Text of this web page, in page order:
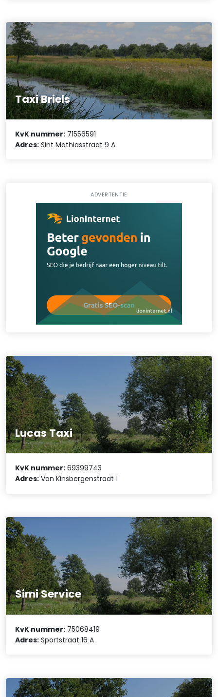
Taxi Briels
KvK nummer: 71556591
Adres: Sint Mathiasstraat 9 A
ADVERTENTIE
Lucas Taxi
KvK nummer: 69399743
Adres: Van Kinsbergenstraat 1
Simi Service
KvK nummer: 75068419
Adres: Sportstraat 16 A